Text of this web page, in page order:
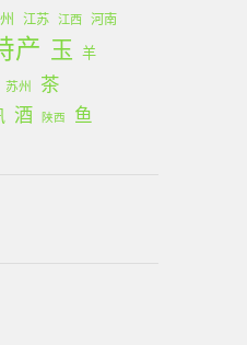
江苏 江西 河南
产 玉 羊
苏州 茶
酒 陕西 鱼